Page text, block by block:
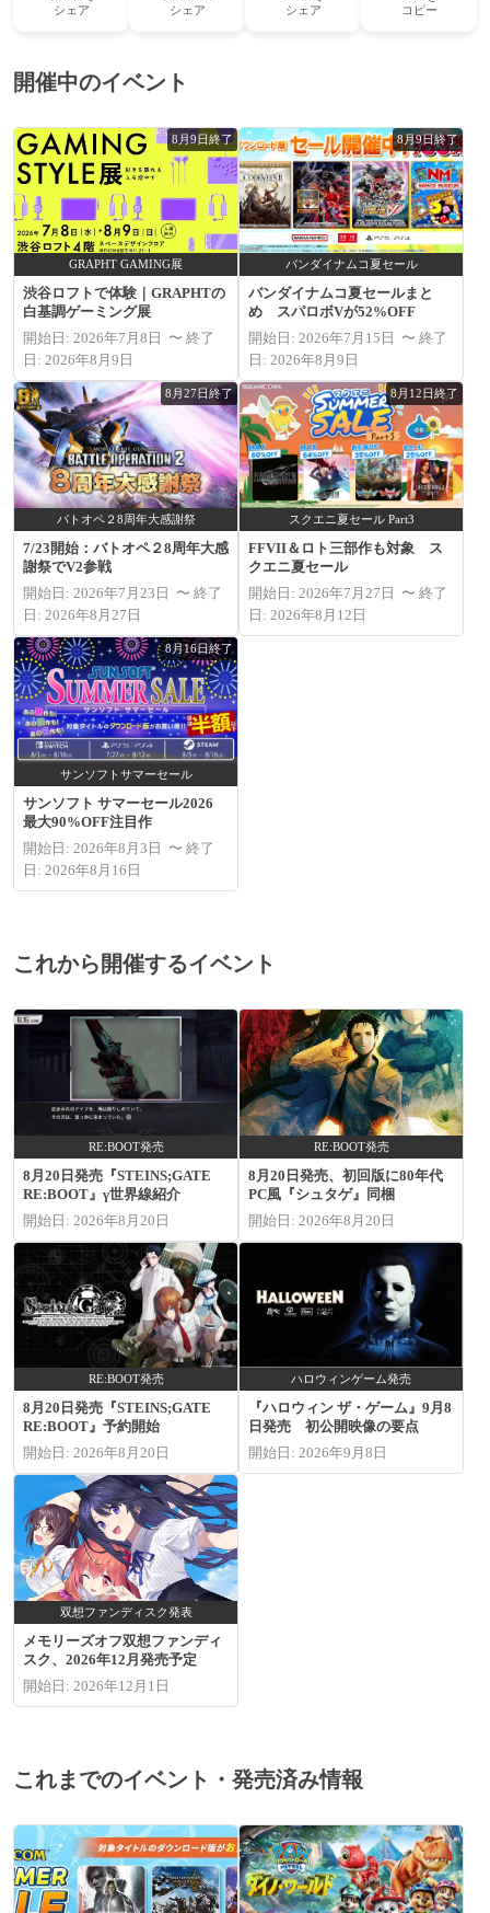
シェア
シェア
シェア
コピー
開催中のイベント
8月9日終了
GRAPHT GAMING展
渋谷ロフトで体験｜GRAPHTの
白基調ゲーミング展
開始日: 2026年7月8日 〜 終了
日: 2026年8月9日
8月9日終了
バンダイナムコ夏セール
バンダイナムコ夏セールまと
め スパロボVが52%OFF
開始日: 2026年7月15日 〜 終了
日: 2026年8月9日
8月27日終了
バトオペ２8周年大感謝祭
7/23開始：バトオペ２8周年大感
謝祭でV2参戦
開始日: 2026年7月23日 〜 終了
日: 2026年8月27日
8月12日終了
スクエニ夏セール Part3
FFVII＆ロト三部作も対象 ス
クエニ夏セール
開始日: 2026年7月27日 〜 終了
日: 2026年8月12日
8月16日終了
サンソフトサマーセール
サンソフト サマーセール2026
最大90%OFF注目作
開始日: 2026年8月3日 〜 終了
日: 2026年8月16日
これから開催するイベント
RE:BOOT発売
8月20日発売『STEINS;GATE
RE:BOOT』γ世界線紹介
開始日: 2026年8月20日
RE:BOOT発売
8月20日発売、初回版に80年代
PC風『シュタゲ』同梱
開始日: 2026年8月20日
RE:BOOT発売
8月20日発売『STEINS;GATE
RE:BOOT』予約開始
開始日: 2026年8月20日
ハロウィンゲーム発売
『ハロウィン ザ・ゲーム』9月8
日発売 初公開映像の要点
開始日: 2026年9月8日
双想ファンディスク発表
メモリーズオフ双想ファンディ
スク、2026年12月発売予定
開始日: 2026年12月1日
これまでのイベント・発売済み情報